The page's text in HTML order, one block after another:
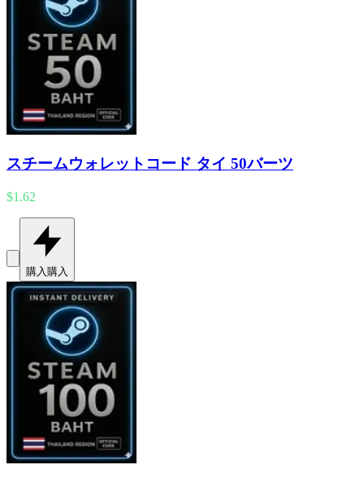
スチームウォレットコード タイ 50バーツ
$1.62
購入 購入